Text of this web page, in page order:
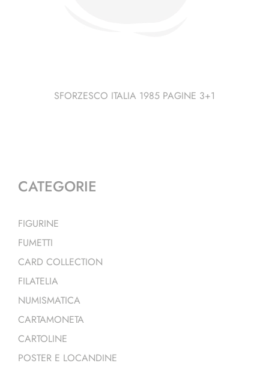
SFORZESCO ITALIA 1985 PAGINE 3+1
CATEGORIE
FIGURINE
FUMETTI
CARD COLLECTION
FILATELIA
NUMISMATICA
CARTAMONETA
CARTOLINE
POSTER E LOCANDINE